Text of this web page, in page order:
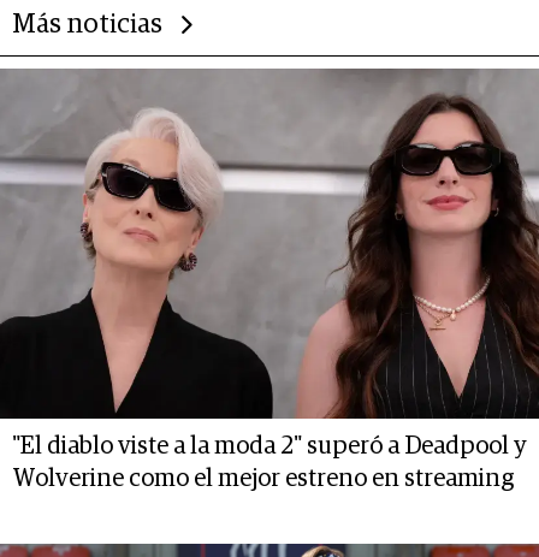
Más noticias
"El diablo viste a la moda 2" superó a Deadpool y
Wolverine como el mejor estreno en streaming